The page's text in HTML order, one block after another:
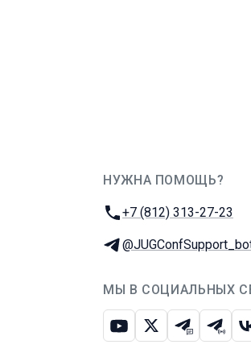
НУЖНА ПОМОЩЬ?
Телефон:
+7 (812) 313-27-23
Телеграм:
МЫ В СОЦИАЛЬНЫХ
ЮтубИкс Телеграм-